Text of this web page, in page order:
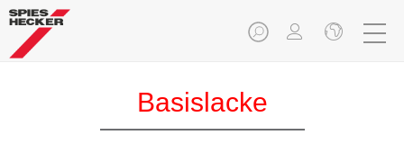
Basislacke